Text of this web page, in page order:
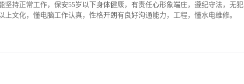
坚持正常工作，保安55岁以下身体健康，有责任心形象端庄，遵纪守法，无犯
上文化，懂电脑工作认真，性格开朗有良好沟通能力，工程，懂水电维修。